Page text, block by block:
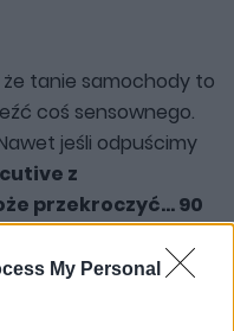
My Personal
że tanie samochody to
coś sensownego.
jeśli odpuścimy
z
przekroczyć... 90
są tu auta z